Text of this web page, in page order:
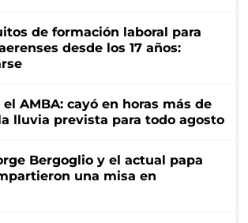
de formación laboral para
desde los 17 años:
AMBA: cayó en horas más de
lluvia prevista para todo agosto
Bergoglio y el actual papa
una misa en